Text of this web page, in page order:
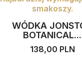
WÓDKA
BOTANICAL...
138,00 PLN